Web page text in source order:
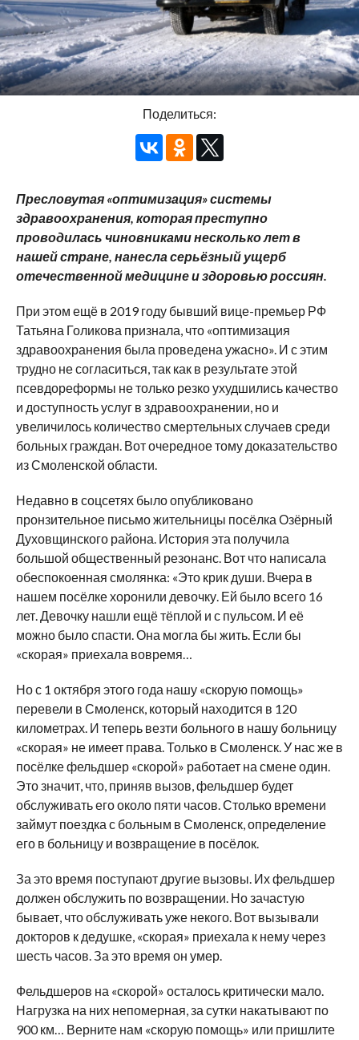
Поделиться:
Пресловутая «оптимизация» системы
здравоохранения, которая преступно
проводилась чиновниками несколько лет в
нашей стране, нанесла серьёзный ущерб
отечественной медицине и здоровью россиян.
При этом ещё в 2019 году бывший вице-премьер РФ
Татьяна Голикова признала, что «оптимизация
здравоохранения была проведена ужасно». И с этим
трудно не согласиться, так как в результате этой
псевдореформы не только резко ухудшились качество
и доступность услуг в здравоохранении, но и
увеличилось количество смертельных случаев среди
больных граждан. Вот очередное тому доказательство
из Смоленской области.
Недавно в соцсетях было опубликовано
пронзительное письмо жительницы посёлка Озёрный
Духовщинского района. История эта получила
большой общественный резонанс. Вот что написала
обеспокоенная смолянка: «Это крик души. Вчера в
нашем посёлке хоронили девочку. Ей было всего 16
лет. Девочку нашли ещё тёплой и с пульсом. И её
можно было спасти. Она могла бы жить. Если бы
«скорая» приехала вовремя…
Но с 1 октября этого года нашу «скорую помощь»
перевели в Смоленск, который находится в 120
километрах. И теперь везти больного в нашу больницу
«скорая» не имеет права. Только в Смоленск. У нас же в
посёлке фельдшер «скорой» работает на смене один.
Это значит, что, приняв вызов, фельдшер будет
обслуживать его около пяти часов. Столько времени
займут поездка с больным в Смоленск, определение
его в больницу и возвращение в посёлок.
За это время поступают другие вызовы. Их фельдшер
должен обслужить по возвращении. Но зачастую
бывает, что обслуживать уже некого. Вот вызывали
докторов к дедушке, «скорая» приехала к нему через
шесть часов. За это время он умер.
Фельдшеров на «скорой» осталось критически мало.
Нагрузка на них непомерная, за сутки накатывают по
900 км… Верните нам «скорую помощь» или пришлите